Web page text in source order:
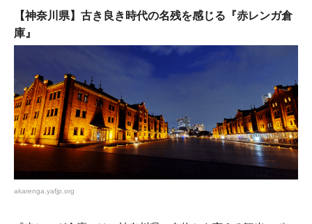
【神奈川県】古き良き時代の名残を感じる『赤レンガ倉
庫』
akarenga.yafjp.org